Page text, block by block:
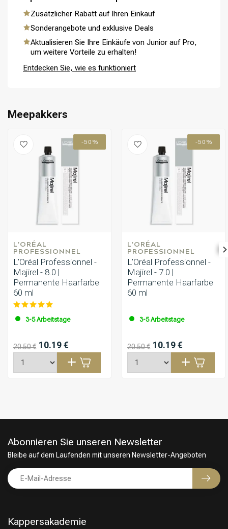
Umformung CombiDeals
Zusätzlicher Rabatt auf Ihren Einkauf
Sonderangebote und exklusive Deals
Aktualisieren Sie Ihre Einkäufe von Junior auf Pro,
um weitere Vorteile zu erhalten!
Entdecken Sie, wie es funktioniert
Meepakkers
-50%
L'ORÉAL
PROFESSIONNEL
L’Oréal Professionnel -
Majirel - 8.0 |
Permanente Haarfarbe
60 ml
3-5 Arbeitstage
20.50 € 10.19 €
-50%
L'ORÉAL
PROFESSIONNEL
L’Oréal Professionnel -
Majirel - 7.0 |
Permanente Haarfarbe
60 ml
3-5 Arbeitstage
20.50 € 10.19 €
Kappersakademie
Abonnieren Sie unseren Newsletter
Bleibe auf dem Laufenden mit unseren Newsletter-Angeboten